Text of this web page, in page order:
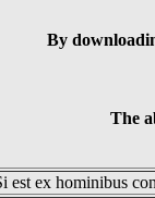
By
The
est ex hominibus